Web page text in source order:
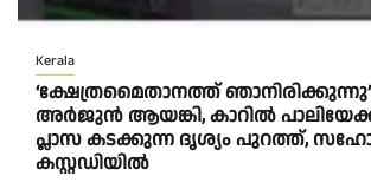
Kerala
‘ക്ഷേത്രമൈതാനത്ത്
അർജുൻ ആയങ്കി, കാറിൽ
പ്ലാസ കടക്കുന്ന ദൃശ്യം പുറത്ത്,
കസ്റ്റഡിയിൽ